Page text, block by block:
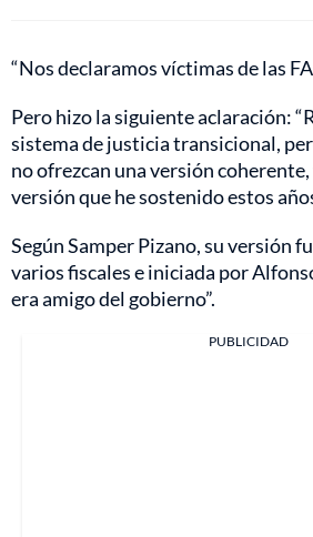
“Nos declaramos víctimas de las
Pero hizo la siguiente aclaración:
sistema de justicia transicional,
no ofrezcan una versión
versión que he sostenido estos
Según Samper Pizano, su versión
varios fiscales e iniciada por
era amigo del gobierno”.
PUBLICIDAD